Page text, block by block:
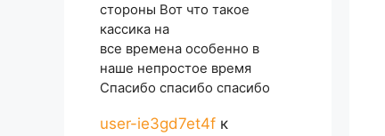
стороны Вот что такое
кассика на
все времена особенно в
наше непростое время
Спасибо спасибо спасибо
user-ie3gd7et4f к